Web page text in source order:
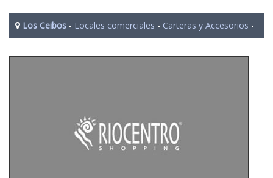
Los Ceibos - Locales comerciales - Carteras y Accesorios -